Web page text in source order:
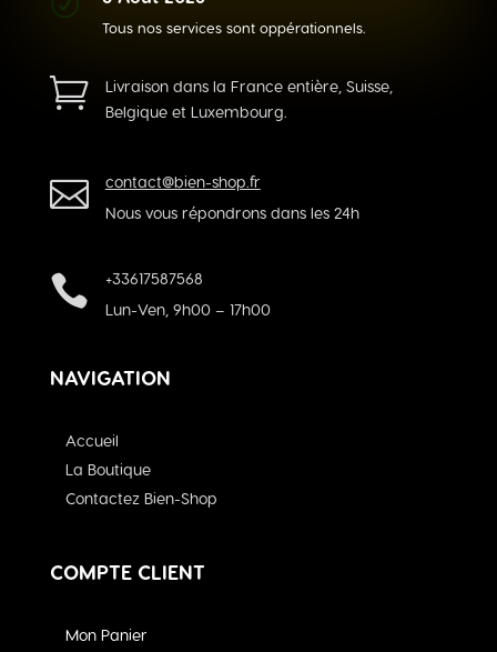
Tous nos services sont oppérationnels.

Livraison dans la France entière, Suisse,
Belgique et Luxembourg.

contact@bien-shop.fr
Nous vous répondrons dans les 24h

+33617587568
Lun-Ven, 9h00 – 17h00
NAVIGATION
Accueil
La Boutique
Contactez Bien-Shop
COMPTE CLIENT
Mon Panier